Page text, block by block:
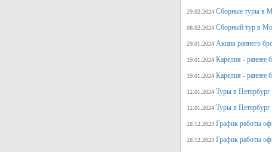
29.02.2024 Сборные туры в
08.02.2024 Сборный тур в
29.01.2024 Акция раннего
19.01.2024 Карелия - раннее
19.01.2024 Карелия - раннее
12.01.2024 Туры в Петербург
12.01.2024 Туры в Петербург
28.12.2023 График работы
28.12.2023 График работы